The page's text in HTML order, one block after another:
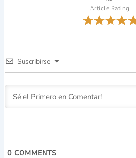
Article Rating
Suscribirse
0COMMENTS